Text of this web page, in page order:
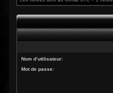
Nom d’utilisateur:
Mot de passe: